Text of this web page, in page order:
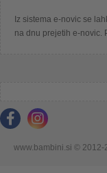
Iz sistema e-novic se
na dnu prejetih e-novic.
www.bambini.si © 2012-